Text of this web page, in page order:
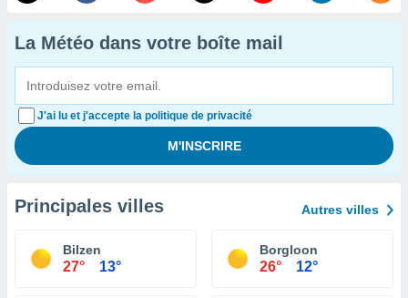
La Météo dans votre boîte mail
J'ai lu et j'accepte la politique de privacité
Principales villes Autres villes
Bilzen
27° 13°
Borgloon
26° 12°